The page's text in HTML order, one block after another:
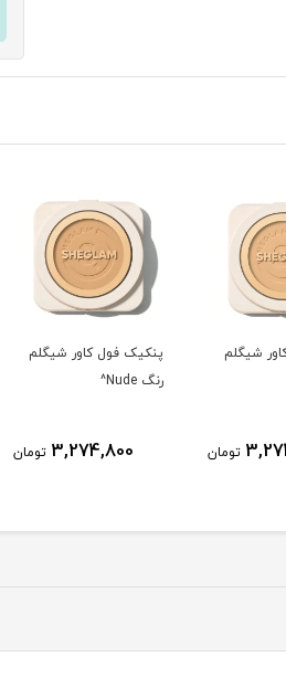
شیگلم
تومان
پنکیک فول کاور شیگلم
رنگ Sand^
3,274,800 تومان